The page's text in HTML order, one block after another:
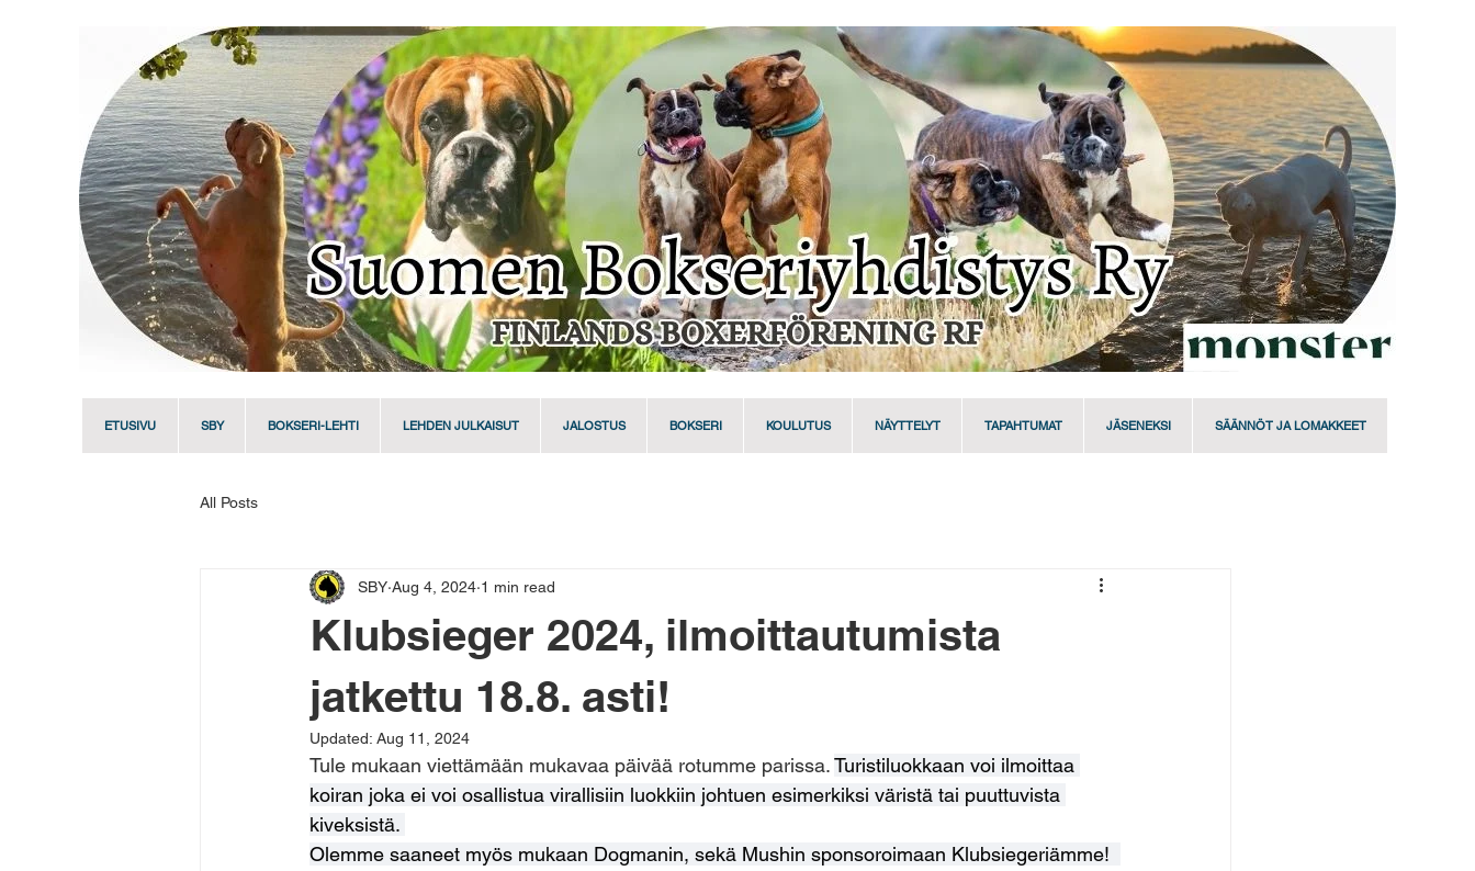
ETUSIVU SBY BOKSERI-LEHTI LEHDEN JULKAISUT JALOSTUS BOKSERI KOULUTUS NÄYTTELYT TAPAHTUMAT JÄSENEKSI SÄÄNNÖT JA LOMAKKEET
All Posts
Klubsieger 2024, ilmoittautumista
jatkettu 18.8. asti!
SBY Aug 4, 2024 1 min read
Updated: Aug 11, 2024
Tule mukaan viettämään mukavaa päivää rotumme parissa. Turistiluokkaan voi ilmoittaa
koiran joka ei voi osallistua virallisiin luokkiin johtuen esimerkiksi väristä tai puuttuvista
kiveksistä.
Olemme saaneet myös mukaan Dogmanin, sekä Mushin sponsoroimaan Klubsiegeriämme!